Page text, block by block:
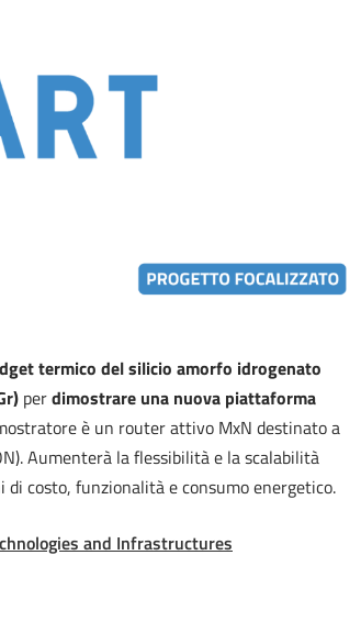
termico del silicio amorfo idrogenato
perdimostrare una nuova piattaforma
è un router attivo MxN destinato a
Aumenterà la flessibilità e la scalabilità
costo, funzionalità e consumo energetico.
and Infrastructures